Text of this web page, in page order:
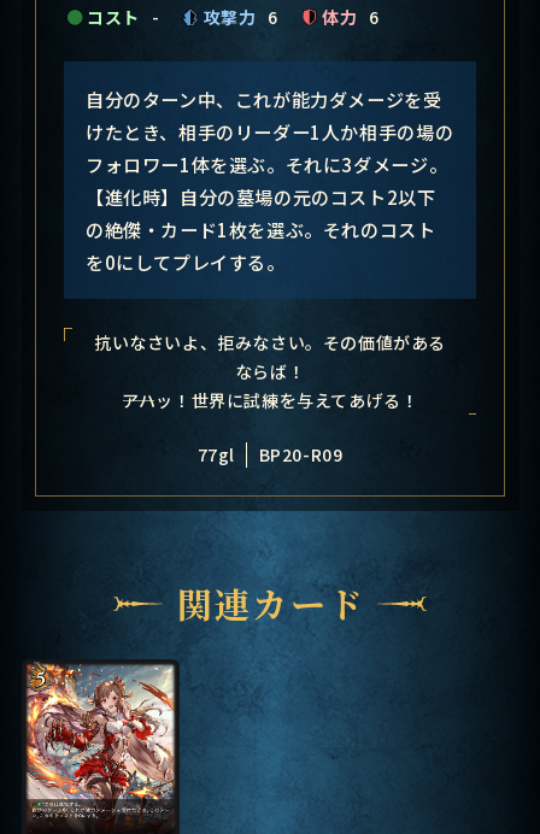
コスト - 攻撃力 6 体力 6
自分のターン中、これが能力ダメージを受
けたとき、相手のリーダー1人か相手の場の
フォロワー1体を選ぶ。それに3ダメージ。
【進化時】自分の墓場の元のコスト2以下
の絶傑・カード1枚を選ぶ。それのコスト
を0にしてプレイする。
抗いなさいよ、拒みなさい。その価値がある
ならば！
――アハッ！世界に試練を与えてあげる！
77gl BP20-R09
関連カード